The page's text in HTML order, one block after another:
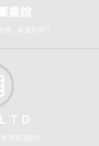
[5083]
書館
體，歡迎利用！
ＴＤ
導視訊影片。